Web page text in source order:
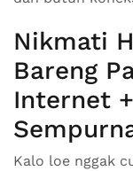
Nikmati
Bareng
Internet
Kalo loe nggak